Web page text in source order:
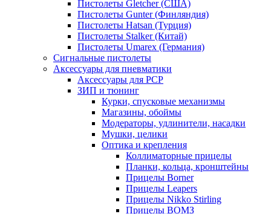
Пистолеты Gletcher (США)
Пистолеты Gunter (Финляндия)
Пистолеты Hatsan (Турция)
Пистолеты Stalker (Китай)
Пистолеты Umarex (Германия)
Сигнальные пистолеты
Аксессуары для пневматики
Аксессуары для PCP
ЗИП и тюнинг
Курки, спусковые механизмы
Магазины, обоймы
Модераторы, удлинители, насадки
Мушки, целики
Оптика и крепления
Коллиматорные прицелы
Планки, кольца, кронштейны
Прицелы Borner
Прицелы Leapers
Прицелы Nikko Stirling
Прицелы ВОМЗ